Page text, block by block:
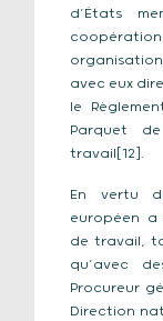
d’États
avec eux
le
Parquet
travail[12].
En vertu
européen a
de travail,
qu’avec
Procureur
Direction